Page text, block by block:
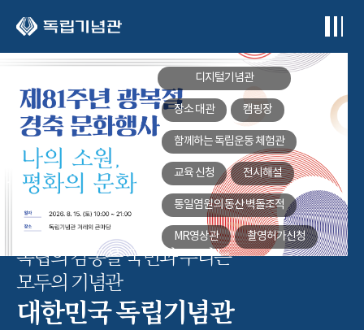
디지털기념관
장소 대관 캠핑장
함께하는독립운동 체험관
교육 신청 전시해설
통일염원의 동산벽돌조적
MR영상관 촬영허가신청
독립의 감동을 국민과 누리는
모두의 기념관
대한민국 독립기념관